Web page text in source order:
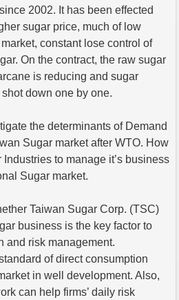
2002. It has been effected
sugar price, much of low
constant lose control of
On the contract, the raw sugar
is reducing and sugar
down one by one.
the determinants of Demand
Sugar market after WTO. How
to manage it’s business
Sugar market.
Taiwan Sugar Corp. (TSC)
business is the key factor to
and risk management.
of direct consumption
in well development. Also,
can help firms’ daily risk